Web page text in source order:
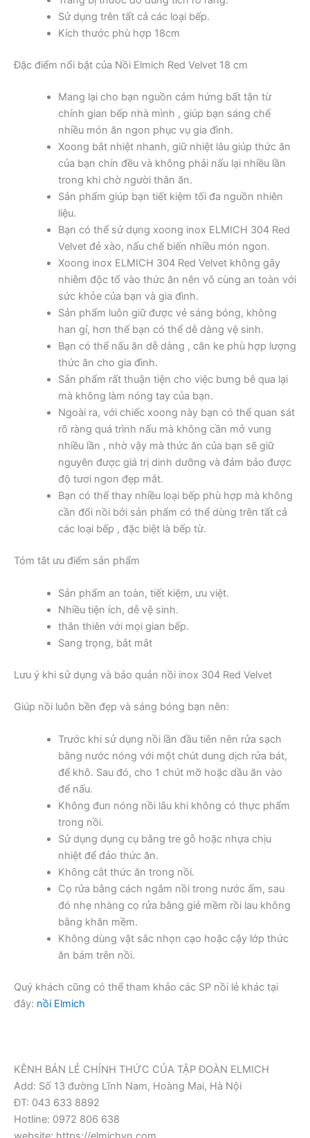
Sử dụng trên tất cả các loại bếp.
Kích thước phù hợp 18cm
Đặc điểm nổi bật của Nồi Elmich Red Velvet 18 cm
Mang lại cho bạn nguồn cảm hứng bất tận từ
chính gian bếp nhà mình , giúp bạn sáng chế
nhiều món ăn ngon phục vụ gia đình.
Xoong bắt nhiệt nhanh, giữ nhiệt lâu giúp thức ăn
của bạn chín đều và không phải nấu lại nhiều lần
trong khi chờ người thân ăn.
Sản phẩm giúp bạn tiết kiệm tối đa nguồn nhiên
liệu.
Bạn có thể sử dụng xoong inox ELMICH 304 Red
Velvet đẻ xào, nấu chế biến nhiều món ngon.
Xoong inox ELMICH 304 Red Velvet không gây
nhiễm độc tố vào thức ăn nên vô cùng an toàn với
sức khỏe của bạn và gia đình.
Sản phẩm luôn giữ được vẻ sáng bóng, không
han gỉ, hơn thế bạn có thể dễ dàng vệ sinh.
Bạn có thể nấu ăn dễ dàng , căn ke phù hợp lượng
thức ăn cho gia đình.
Sản phẩm rất thuận tiện cho việc bưng bê qua lại
mà không làm nóng tay của bạn.
Ngoài ra, với chiếc xoong này bạn có thể quan sát
rõ ràng quá trình nấu mà không cần mở vung
nhiều lần , nhờ vậy mà thức ăn của bạn sẽ giữ
nguyên được giá trị dinh dưỡng và đảm bảo được
độ tươi ngon đẹp mắt.
Bạn có thể thay nhiều loại bếp phù hợp mà không
cần đổi nồi bởi sản phẩm có thể dùng trên tất cả
các loại bếp , đặc biệt là bếp từ.
Tóm tắt ưu điểm sản phẩm
Sản phẩm an toàn, tiết kiệm, ưu việt.
Nhiều tiện ích, dễ vệ sinh.
thân thiên với mọi gian bếp.
Sang trọng, bắt mắt
Lưu ý khi sử dụng và bảo quản nồi inox 304 Red Velvet
Giúp nồi luôn bền đẹp và sáng bóng bạn nên:
Trước khi sử dụng nồi lần đầu tiên nên rửa sạch
bằng nước nóng với một chút dung dịch rửa bát,
để khô. Sau đó, cho 1 chút mỡ hoặc dầu ăn vào
để nấu.
Không đun nóng nồi lâu khi không có thực phẩm
trong nồi.
Sử dụng dụng cụ bằng tre gỗ hoặc nhựa chịu
nhiệt để đảo thức ăn.
Không cắt thức ăn trong nồi.
Cọ rửa bằng cách ngâm nồi trong nước ấm, sau
đó nhẹ nhàng cọ rửa bằng giẻ mềm rồi lau không
bằng khăn mềm.
Không dùng vật sắc nhọn cạo hoặc cậy lớp thức
ăn bám trên nồi.
Quý khách cũng có thể tham khảo các SP nồi lẻ khác tại
đây: nồi Elmich
KÊNH BÁN LẺ CHÍNH THỨC CỦA TẬP ĐOÀN ELMICH
Add: Số 13 đường Lĩnh Nam, Hoàng Mai, Hà Nội
ĐT: 043 633 8892
Hotline: 0972 806 638